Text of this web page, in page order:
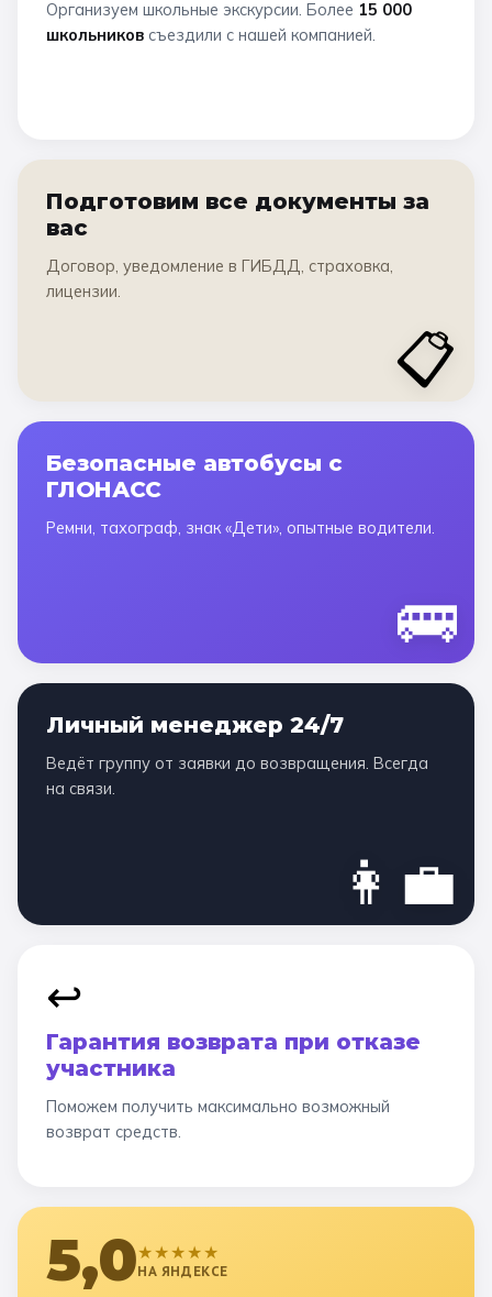
Организуем школьные экскурсии. Более 15 000
школьников съездили с нашей компанией.
Подготовим все документы за
вас
Договор, уведомление в ГИБДД, страховка,
лицензии.
📋
Безопасные автобусы с
ГЛОНАСС
Ремни, тахограф, знак «Дети», опытные водители.
🚌
Личный менеджер 24/7
Ведёт группу от заявки до возвращения. Всегда
на связи.
👩‍💼
↩️
Гарантия возврата при отказе
участника
Поможем получить максимально возможный
возврат средств.
5,0★★★★★
НА ЯНДЕКСЕ